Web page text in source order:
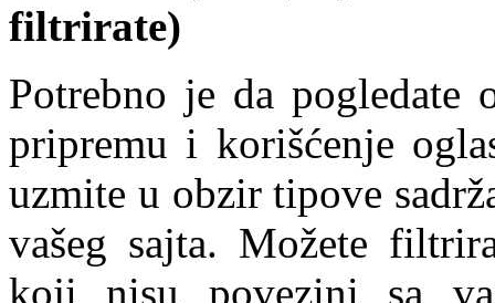
filtrirate)
Potrebno je da pogledate
pripremu i korišćenje
uzmite u obzir tipove
vašeg sajta. Možete
koji nisu povezini sa